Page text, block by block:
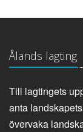
Ålands lagting
Till lagtingets
anta
övervaka